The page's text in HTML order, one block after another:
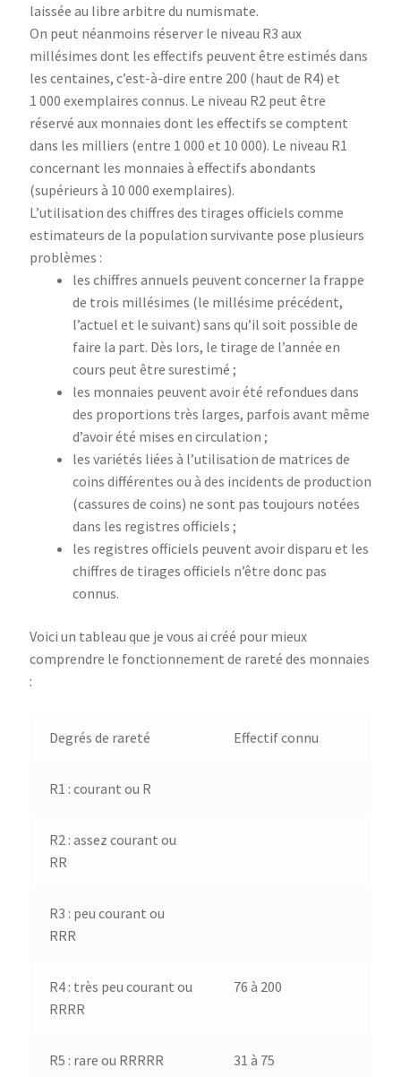
laissée au libre arbitre du numismate.
On peut néanmoins réserver le niveau R3 aux
millésimes dont les effectifs peuvent être estimés dans
les centaines, c’est-à-dire entre 200 (haut de R4) et
1 000 exemplaires connus. Le niveau R2 peut être
réservé aux monnaies dont les effectifs se comptent
dans les milliers (entre 1 000 et 10 000). Le niveau R1
concernant les monnaies à effectifs abondants
(supérieurs à 10 000 exemplaires).
L’utilisation des chiffres des tirages officiels comme
estimateurs de la population survivante pose plusieurs
problèmes :
les chiffres annuels peuvent concerner la frappe
de trois millésimes (le millésime précédent,
l’actuel et le suivant) sans qu’il soit possible de
faire la part. Dès lors, le tirage de l’année en
cours peut être surestimé ;
les monnaies peuvent avoir été refondues dans
des proportions très larges, parfois avant même
d’avoir été mises en circulation ;
les variétés liées à l’utilisation de matrices de
coins différentes ou à des incidents de production
(cassures de coins) ne sont pas toujours notées
dans les registres officiels ;
les registres officiels peuvent avoir disparu et les
chiffres de tirages officiels n’être donc pas
connus.
Voici un tableau que je vous ai créé pour mieux
comprendre le fonctionnement de rareté des monnaies
:
Degrés de rareté Effectif connu
R1 : courant ou R
R2 : assez courant ou
RR
R3 : peu courant ou
RRR
R4 : très peu courant ou
RRRR
76 à 200
R5 : rare ou RRRRR 31 à 75